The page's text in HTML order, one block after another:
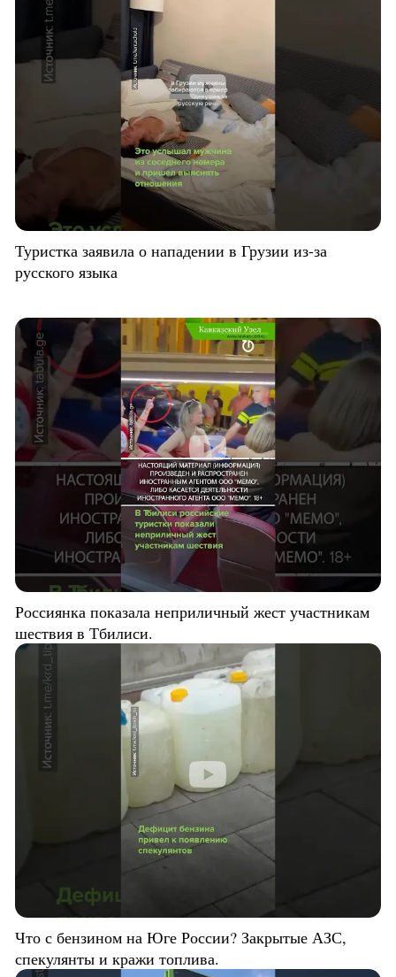
Туристка заявила о нападении в Грузии из-за
русского языка
Россиянка показала неприличный жест участникам
шествия в Тбилиси.
Что с бензином на Юге России? Закрытые АЗС,
спекулянты и кражи топлива.